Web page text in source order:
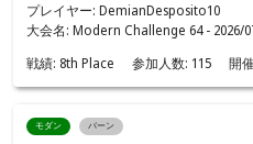
プレイヤー: DemianDesposito10
大会名: Modern Challenge 64 - 2026/
戦績: 8th Place 参加人数: 115 開
モダン バーン